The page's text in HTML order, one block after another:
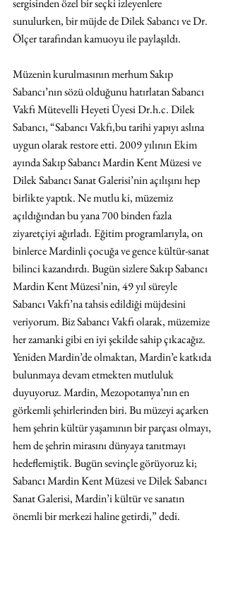
sunulurken, bir müjde de Dilek Sabancı ve Dr.
Ölçer tarafından kamuoyu ile paylaşıldı.
Müzenin kurulmasının merhum Sakıp
Sabancı’nın sözü olduğunu hatırlatan Sabancı
Vakfı Mütevelli Heyeti Üyesi Dr.h.c. Dilek
Sabancı, “Sabancı Vakfı,bu tarihi yapıyı aslına
uygun olarak restore etti. 2009 yılının Ekim
ayında Sakıp Sabancı Mardin Kent Müzesi ve
Dilek Sabancı Sanat Galerisi’nin açılışını hep
birlikte yaptık. Ne mutlu ki, müzemiz
açıldığından bu yana 700 binden fazla
ziyaretçiyi ağırladı. Eğitim programlarıyla, on
binlerce Mardinli çocuğa ve gence kültür-sanat
bilinci kazandırdı. Bugün sizlere Sakıp Sabancı
Mardin Kent Müzesi’nin, 49 yıl süreyle
Sabancı Vakfı’na tahsis edildiği müjdesini
veriyorum. Biz Sabancı Vakfı olarak, müzemize
her zamanki gibi en iyi şekilde sahip çıkacağız.
Yeniden Mardin’de olmaktan, Mardin’e katkıda
bulunmaya devam etmekten mutluluk
duyuyoruz. Mardin, Mezopotamya’nın en
görkemli şehirlerinden biri. Bu müzeyi açarken
hem şehrin kültür yaşamının bir parçası olmayı,
hem de şehrin mirasını dünyaya tanıtmayı
hedeflemiştik. Bugün sevinçle görüyoruz ki;
Sabancı Mardin Kent Müzesi ve Dilek Sabancı
Sanat Galerisi, Mardin’i kültür ve sanatın
önemli bir merkezi haline getirdi,” dedi.